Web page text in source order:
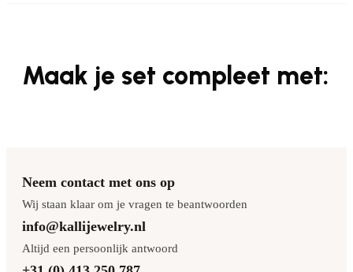
Maak je set compleet met:
Neem contact met ons op
Wij staan klaar om je vragen te beantwoorden
info@kallijewelry.nl
Altijd een persoonlijk antwoord